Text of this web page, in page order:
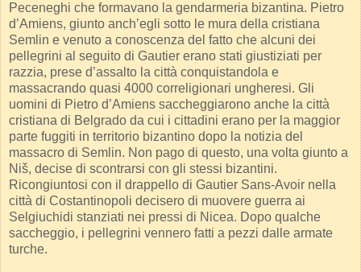
Peceneghi che formavano la gendarmeria bizantina. Pietro
d’Amiens, giunto anch’egli sotto le mura della cristiana
Semlin e venuto a conoscenza del fatto che alcuni dei
pellegrini al seguito di Gautier erano stati giustiziati per
razzia, prese d’assalto la città conquistandola e
massacrando quasi 4000 correligionari ungheresi. Gli
uomini di Pietro d’Amiens saccheggiarono anche la città
cristiana di Belgrado da cui i cittadini erano per la maggior
parte fuggiti in territorio bizantino dopo la notizia del
massacro di Semlin. Non pago di questo, una volta giunto a
Niš, decise di scontrarsi con gli stessi bizantini.
Ricongiuntosi con il drappello di Gautier Sans-Avoir nella
città di Costantinopoli decisero di muovere guerra ai
Selgiuchidi stanziati nei pressi di Nicea. Dopo qualche
saccheggio, i pellegrini vennero fatti a pezzi dalle armate
turche.